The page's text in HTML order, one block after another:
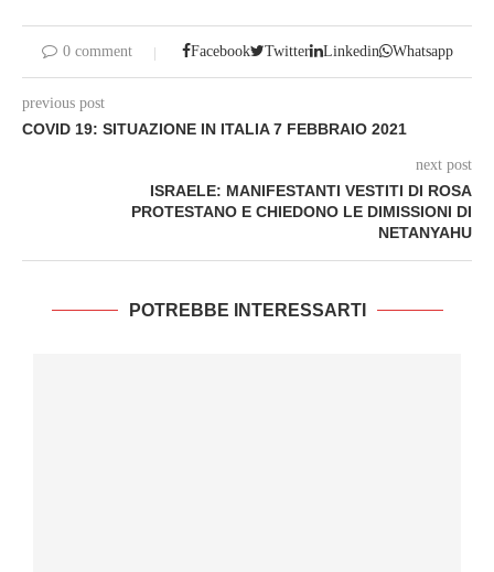
0 comment Facebook Twitter Linkedin Whatsapp
previous post
COVID 19: SITUAZIONE IN ITALIA 7 FEBBRAIO 2021
next post
ISRAELE: MANIFESTANTI VESTITI DI ROSA
PROTESTANO E CHIEDONO LE DIMISSIONI DI
NETANYAHU
POTREBBE INTERESSARTI